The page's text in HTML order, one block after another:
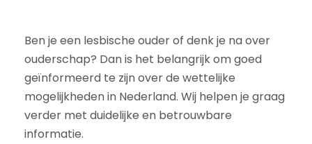
Ben je een lesbische ouder of denk je na over
ouderschap? Dan is het belangrijk om goed
geïnformeerd te zijn over de wettelijke
mogelijkheden in Nederland. Wij helpen je graag
verder met duidelijke en betrouwbare
informatie.